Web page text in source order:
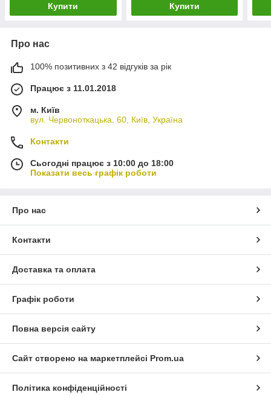
Купити Купити
Про нас
100% позитивних з 42 відгуків за рік
Працює з 11.01.2018
м. Київ
вул. Червоноткацька, 60, Київ, Україна
Контакти
Сьогодні працює з 10:00 до 18:00
Показати весь графік роботи
Про нас
Контакти
Доставка та оплата
Графік роботи
Повна версія сайту
Сайт створено на маркетплейсі Prom.ua
Політика конфіденційності